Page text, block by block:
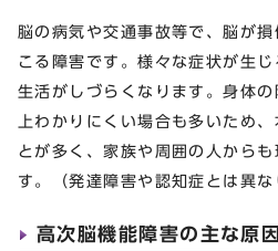
脳の病気や交通事故等で、脳が
こる障害です。様々な症状が生
生活がしづらくなります。身体
上わかりにくい場合も多いため
とが多く、家族や周囲の人から
す。（発達障害や認知症とは異な
高次脳機能障害の主な原因